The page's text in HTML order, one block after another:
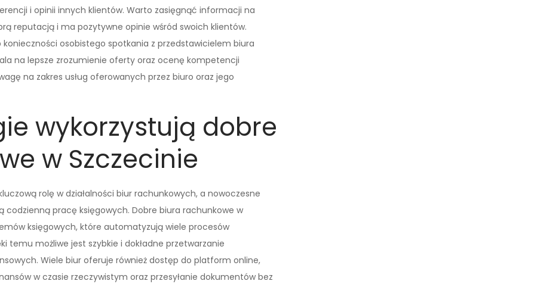
i opinii innych klientów. Warto zasięgnąć informacji na
reputacją i ma pozytywne opinie wśród swoich klientów.
osobistego spotkania z przedstawicielem biura
na lepsze zrozumienie oferty oraz ocenę kompetencji
na zakres usług oferowanych przez biuro oraz jego
wykorzystują dobre
w Szczecinie
rolę w działalności biur rachunkowych, a nowoczesne
pracę księgowych. Dobre biura rachunkowe w
księgowych, które automatyzują wiele procesów
temu możliwe jest szybkie i dokładne przetwarzanie
Wiele biur oferuje również dostęp do platform online,
w czasie rzeczywistym oraz przesyłanie dokumentów bez